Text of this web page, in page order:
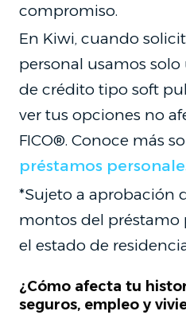
compromiso.
En Kiwi, cuando
personal usamos
de crédito tipo soft
ver tus opciones no
FICO®. Conoce más
préstamos
*Sujeto a aprobación
montos del préstamo
el estado de
¿Cómo afecta tu
seguros, empleo y